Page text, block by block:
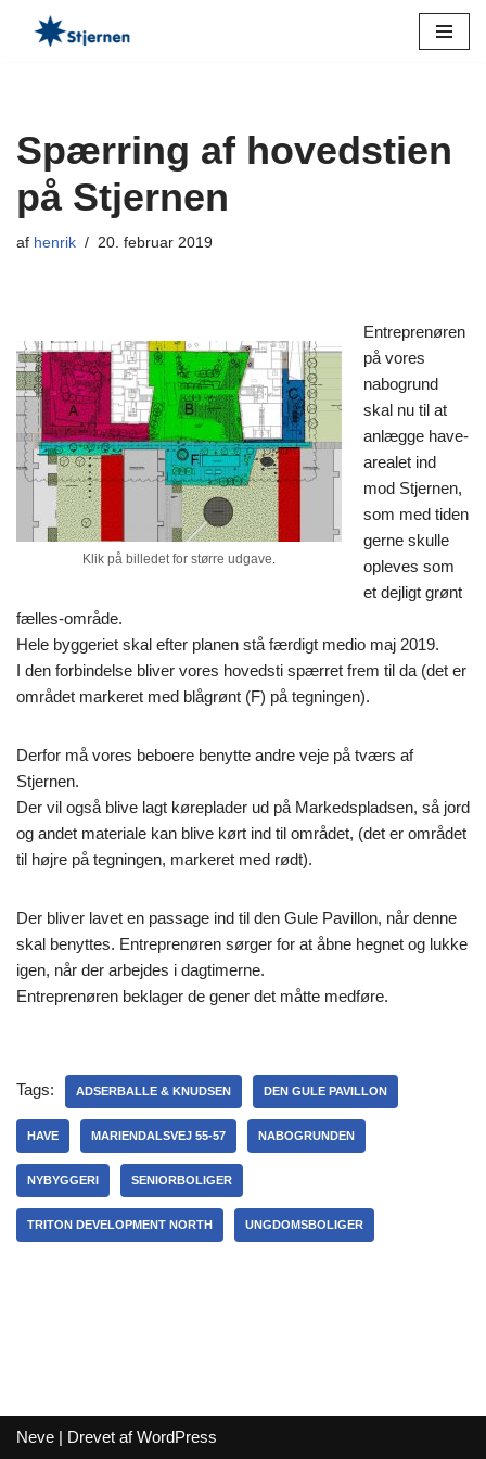
Spærring af hovedstien
på Stjernen
af henrik 20. februar 2019
Klik på billedet for større udgave.
Entreprenøren
på vores
nabogrund
skal nu til at
anlægge have-
arealet ind
mod Stjernen,
som med tiden
gerne skulle
opleves som
et dejligt grønt
fælles-område.
Hele byggeriet skal efter planen stå færdigt medio maj 2019.
I den forbindelse bliver vores hovedsti spærret frem til da (det er
området markeret med blågrønt (F) på tegningen).
Derfor må vores beboere benytte andre veje på tværs af
Stjernen.
Der vil også blive lagt køreplader ud på Markedspladsen, så jord
og andet materiale kan blive kørt ind til området, (det er området
til højre på tegningen, markeret med rødt).
Der bliver lavet en passage ind til den Gule Pavillon, når denne
skal benyttes. Entreprenøren sørger for at åbne hegnet og lukke
igen, når der arbejdes i dagtimerne.
Entreprenøren beklager de gener det måtte medføre.
Tags: ADSERBALLE & KNUDSEN DEN GULE PAVILLON
HAVE MARIENDALSVEJ 55-57 NABOGRUNDEN
NYBYGGERI SENIORBOLIGER
TRITON DEVELOPMENT NORTH UNGDOMSBOLIGER
Neve | Drevet afWordPress